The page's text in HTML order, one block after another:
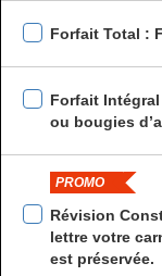
Forfait Total :
Forfait
ou bougies
PROMO
Révision
lettre votre
est préservée.